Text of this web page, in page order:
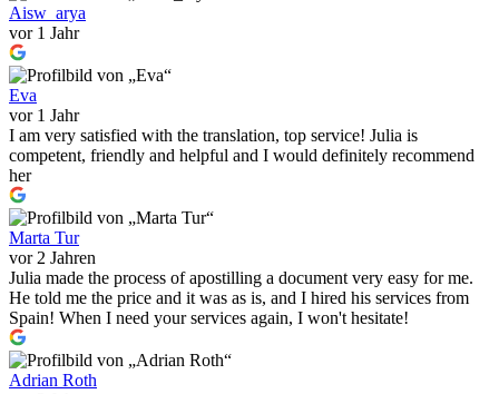
Aisw_arya
vor 1 Jahr
Eva
vor 1 Jahr
I am very satisfied with the translation, top service! Julia is
competent, friendly and helpful and I would definitely recommend
her
Marta Tur
vor 2 Jahren
Julia made the process of apostilling a document very easy for me.
He told me the price and it was as is, and I hired his services from
Spain! When I need your services again, I won't hesitate!
Adrian Roth